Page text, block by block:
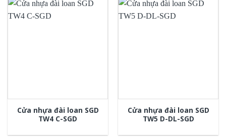
Cửa nhựa đài loan SGD
TW4 C-SGD
Cửa nhựa đài loan SGD
TW5 D-DL-SGD